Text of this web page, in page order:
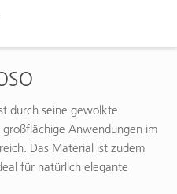
durch seine gewolkte
Anwendungen im
Das Material ist zudem
für natürlich elegante